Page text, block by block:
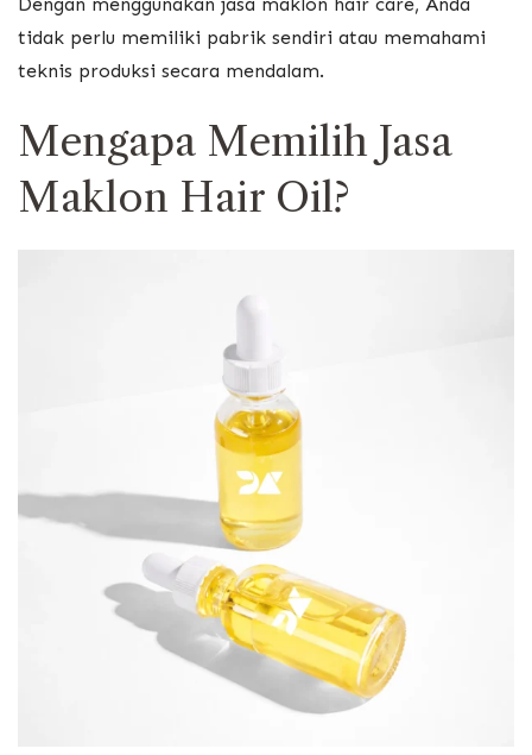
Dengan menggunakan jasa maklon hair care, Anda
tidak perlu memiliki pabrik sendiri atau memahami
teknis produksi secara mendalam.
Mengapa Memilih Jasa
Maklon Hair Oil?